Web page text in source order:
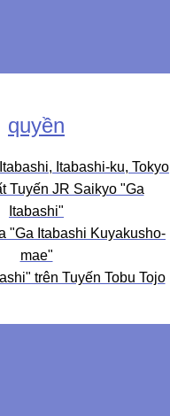
quyền
Itabashi-ku, Tokyo
Tuyến JR Saikyo "Ga
Itabashi"
"Ga Itabashi Kuyakusho-
mae"
trên Tuyến Tobu Tojo